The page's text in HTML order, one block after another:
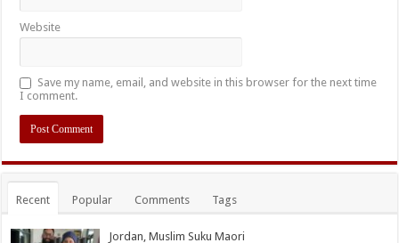
Website
Save my name, email, and website in this browser for the next time
I comment.
Recent Popular Comments Tags
Jordan, Muslim Suku Maori